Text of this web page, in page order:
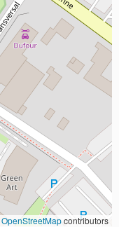
OpenStreetMapcontributors